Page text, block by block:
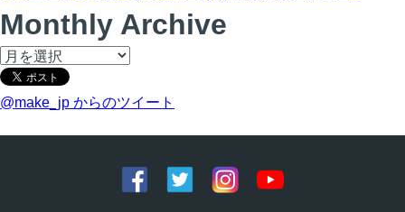
Monthly Archive
@make_jp からのツイート